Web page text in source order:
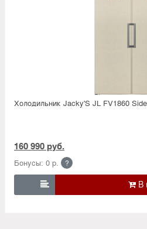
Холодильник Jacky'S JL FV1860
160 990 руб.
Бонусы: 0 р. ?
